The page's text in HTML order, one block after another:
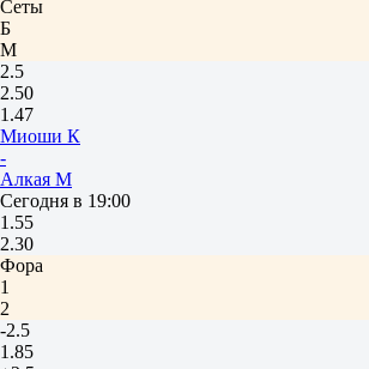
Сеты
Б
М
2.5
2.50
1.47
Миоши К
-
Алкая М
Сегодня в 19:00
1.55
2.30
Фора
1
2
-2.5
1.85